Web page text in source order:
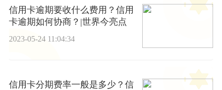
信用卡逾期要收什么费用？信用
卡逾期如何协商？|世界今亮点
2023-05-24 11:04:34
信用卡分期费率一般是多少？信